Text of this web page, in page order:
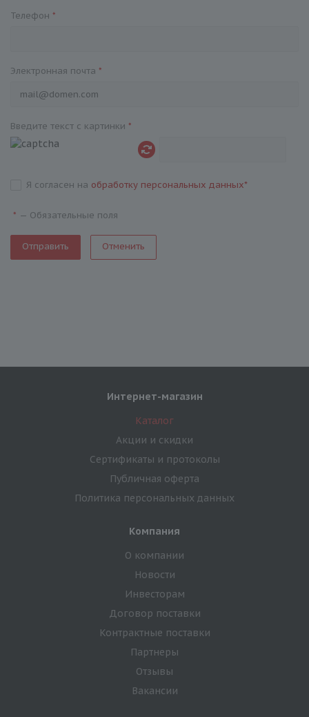
Телефон *
Электронная почта *
Введите текст с картинки *
Я согласен на обработку персональных данных*
* — Обязательные поля
Отменить
Интернет-магазин
Каталог
Акции и скидки
Сертификаты и протоколы
Публичная оферта
Политика персональных данных
Компания
О компании
Новости
Инвесторам
Договор поставки
Контрактные поставки
Партнеры
Отзывы
Вакансии